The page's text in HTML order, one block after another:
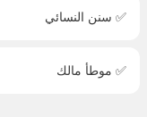
✅ سنن النسائي
✅ موطأ مالك